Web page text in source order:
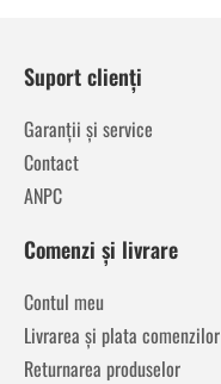
Suport clienți
Garanții și service
Contact
ANPC
Comenzi și livrare
Contul meu
Livrarea și plata comenzilor
Returnarea produselor